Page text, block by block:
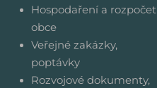
Hospodaření a rozpočet
obce
Veřejné zakázky,
poptávky
Rozvojové dokumenty,